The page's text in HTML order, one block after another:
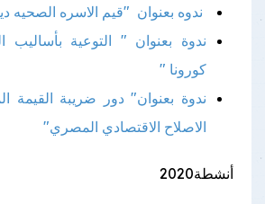
ندوه بعنوان "قيم الاسره الصحيه
ندوة بعنوان " التوعية بأساليب
كورونا "
ندوة بعنوان" دور ضريبة القيمة
الاصلاح الاقتصادي المصري"
أنشطة2020